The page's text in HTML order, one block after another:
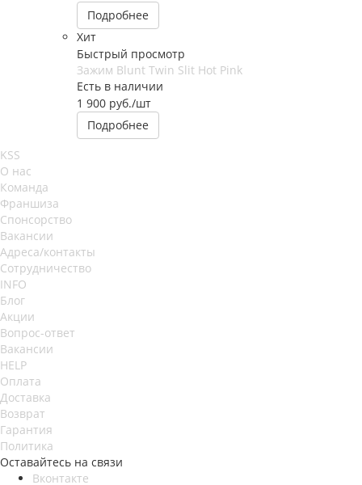
Подробнее
Хит
Быстрый просмотр
Зажим Blunt Twin Slit Hot Pink
Есть в наличии
1 900 руб./шт
Подробнее
KSS
О нас
Команда
Франшиза
Спонсорство
Вакансии
Адреса/контакты
Сотрудничество
INFO
Блог
Акции
Вопрос-ответ
Вакансии
HELP
Оплата
Доставка
Возврат
Гарантия
Политика
Оставайтесь на связи
Вконтакте